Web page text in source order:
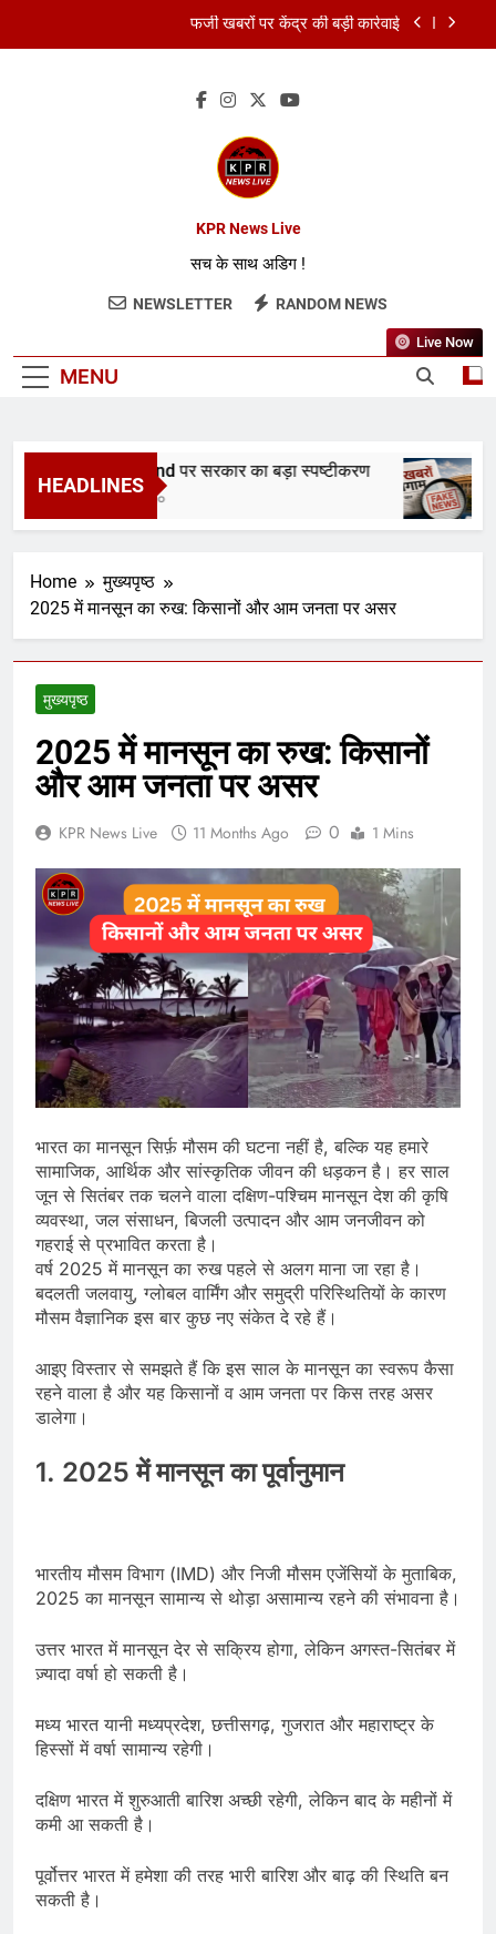
FCRA बिल पर भारत ने अमेरिका को दिया जवाब
फर्जी खबरों पर केंद्र की बड़ी कार्रवाई
FCRA बिल पर भारत ने अमेरिका को दिया जवाब
RBI ने रेपो रेट 5.25% पर रखा स्थिर
KPR News Live
सच के साथ अडिग !
NEWSLETTER RANDOM NEWS
MENU
Live Now
HEADLINES
RDI Fund पर सरकार का बड़ा स्पष्टीकरण
1 Day Ago
Home
मुख्यपृष्ठ
2025 में मानसून का रुख: किसानों और आम जनता पर असर
मुख्यपृष्ठ
2025 में मानसून का रुख: किसानों
और आम जनता पर असर
KPR News Live 11 Months Ago 0 1 Mins
भारत का मानसून सिर्फ़ मौसम की घटना नहीं है, बल्कि यह हमारे
सामाजिक, आर्थिक और सांस्कृतिक जीवन की धड़कन है। हर साल
जून से सितंबर तक चलने वाला दक्षिण-पश्चिम मानसून देश की कृषि
व्यवस्था, जल संसाधन, बिजली उत्पादन और आम जनजीवन को
गहराई से प्रभावित करता है।
वर्ष 2025 में मानसून का रुख पहले से अलग माना जा रहा है।
बदलती जलवायु, ग्लोबल वार्मिंग और समुद्री परिस्थितियों के कारण
मौसम वैज्ञानिक इस बार कुछ नए संकेत दे रहे हैं।
आइए विस्तार से समझते हैं कि इस साल के मानसून का स्वरूप कैसा
रहने वाला है और यह किसानों व आम जनता पर किस तरह असर
डालेगा।
1. 2025 में मानसून का पूर्वानुमान
भारतीय मौसम विभाग (IMD) और निजी मौसम एजेंसियों के मुताबिक,
2025 का मानसून सामान्य से थोड़ा असामान्य रहने की संभावना है।
उत्तर भारत में मानसून देर से सक्रिय होगा, लेकिन अगस्त-सितंबर में
ज़्यादा वर्षा हो सकती है।
मध्य भारत यानी मध्यप्रदेश, छत्तीसगढ़, गुजरात और महाराष्ट्र के
हिस्सों में वर्षा सामान्य रहेगी।
दक्षिण भारत में शुरुआती बारिश अच्छी रहेगी, लेकिन बाद के महीनों में
कमी आ सकती है।
पूर्वोत्तर भारत में हमेशा की तरह भारी बारिश और बाढ़ की स्थिति बन
सकती है।